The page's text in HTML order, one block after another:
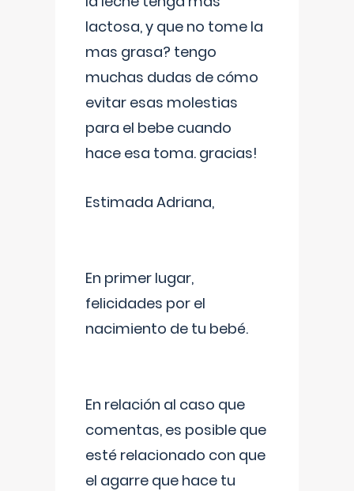
lactosa, y que no tome la
mas grasa? tengo
muchas dudas de cómo
evitar esas molestias
para el bebe cuando
hace esa toma. gracias!
Estimada Adriana,
En primer lugar,
felicidades por el
nacimiento de tu bebé.
En relación al caso que
comentas, es posible que
esté relacionado con que
el agarre que hace tu